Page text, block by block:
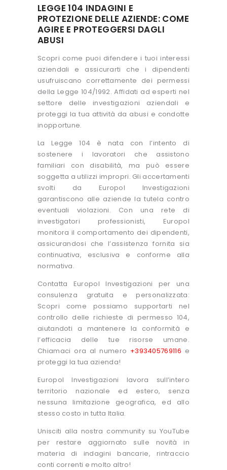
LEGGE 104 INDAGINI E
PROTEZIONE DELLE AZIENDE: COME
AGIRE E PROTEGGERSI DAGLI
ABUSI
Scopri come puoi difendere i tuoi interessi
aziendali e assicurarti che i dipendenti
usufruiscano correttamente dei permessi
della Legge 104/1992. Affidati ad esperti nel
settore delle investigazioni aziendali e
proteggi la tua attività da abusi e condotte
inopportune.
La Legge 104 è nata con l’intento di
sostenere i lavoratori che assistono
familiari con disabilità, ma può essere
soggetta a utilizzi impropri. Gli accertamenti
svolti da Europol Investigazioni
garantiscono alle aziende la tutela contro
eventuali violazioni. Con una rete di
investigatori professionisti, Europol
monitora il comportamento dei dipendenti,
assicurandosi che l’assistenza fornita sia
continuativa, esclusiva e conforme alla
normativa.
Contatta Europol Investigazioni per una
consulenza gratuita e personalizzata:
Scopri come possiamo supportarti nel
controllo delle richieste di permesso 104,
aiutandoti a mantenere la conformità e
l’efficacia delle tue risorse umane.
Chiamaci ora al numero +393405769116 e
proteggi la tua azienda!
Europol Investigazioni lavora sull’intero
territorio nazionale ed estero, senza
nessuna limitazione geografica, ed allo
stesso costo in tutta Italia.
Unisciti alla nostra community su YouTube
per restare aggiornato sulle novità in
materia di indagini bancarie, rintraccio
conti correnti e molto altro!